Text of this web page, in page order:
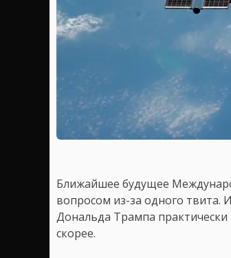
Ближайшее будущее
вопросом из-за одного твита.
Дональда Трампа
скорее.